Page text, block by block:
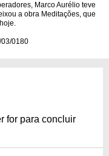
Marco Aurélio teve
a obra Meditações, que
03/0180
for para concluir